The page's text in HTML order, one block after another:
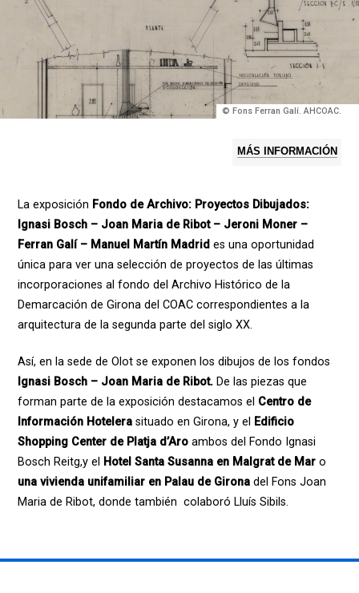
© Fons Ferran Galí. AHCOAC.
MÁS INFORMACIÓN
La exposición Fondo de Archivo: Proyectos Dibujados:
Ignasi Bosch – Joan Maria de Ribot – Jeroni Moner –
Ferran Galí – Manuel Martín Madrid es una oportunidad
única para ver una selección de proyectos de las últimas
incorporaciones al fondo del Archivo Histórico de la
Demarcación de Girona del COAC correspondientes a la
arquitectura de la segunda parte del siglo XX.
Así, en la sede de Olot se exponen los dibujos de los fondos
Ignasi Bosch – Joan Maria de Ribot. De las piezas que
forman parte de la exposición destacamos el Centro de
Información Hotelerasituado en Girona, y el Edificio
Shopping Center de Platja d’Aroambos del Fondo Ignasi
Bosch Reitg,y el Hotel Santa Susanna en Malgrat de Mar o
una vivienda unifamiliar en Palau de Gironadel Fons Joan
Maria de Ribot, donde también colaboró Lluís Sibils.